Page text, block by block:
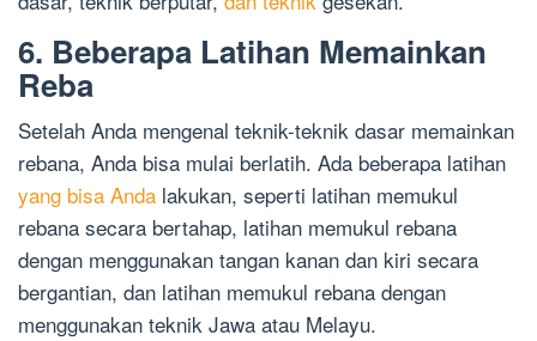
6. Beberapa Latihan Memainkan
Reba
Setelah Anda mengenal teknik-teknik dasar memainkan
rebana, Anda bisa mulai berlatih. Ada beberapa latihan
yang bisa Anda lakukan, seperti latihan memukul
rebana secara bertahap, latihan memukul rebana
dengan menggunakan tangan kanan dan kiri secara
bergantian, dan latihan memukul rebana dengan
menggunakan teknik Jawa atau Melayu.